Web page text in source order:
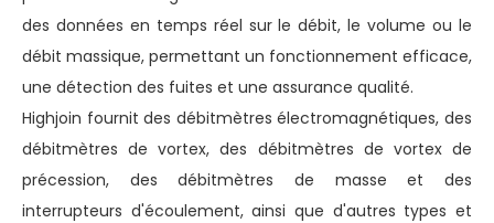
des données en temps réel sur le débit, le volume ou le
débit massique, permettant un fonctionnement efficace,
une détection des fuites et une assurance qualité.
Highjoin fournit des débitmètres électromagnétiques, des
débitmètres de vortex, des débitmètres de vortex de
précession, des débitmètres de masse et des
interrupteurs d'écoulement, ainsi que d'autres types et